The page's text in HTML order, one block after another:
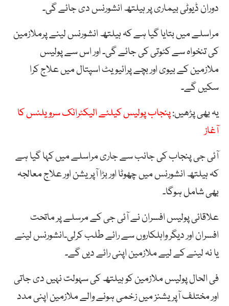
دوران ڈیوٹی بیماری پر ہیلتھ انشورنس دی جائے گی۔
مراسلے میں بتایا گیا ہے کہ ہیلتھ انشورنس لینے پرملازمین
کی تنخواہ سے کٹوتی کی جائے گی۔ اور اس سے پولیس
ملازمین کے بیوی اور بچے پرائیویٹ اسپتال میں علاج کرا
سکیں گے۔
یہ بھی پڑھیں:پنجاب پولیس کیلئے الیکٹرانک سرویلنس کا
آغاز
آئی جی پنجاب کی جانب سے جاری مراسلے میں کہا گیا ہے
کہ ہیلتھ انشورنس میں چھوٹا اور بڑا آپریشن اور علاج معالجہ
بھی شامل ہوگا۔
علاقائی پولیس افسران نے آئی جی کے مرسلے پر ماتحت
افسران اور دیگر واہلکاروں سے رائے طلب کرلی۔انشورنس لینے
یا نہ لینے کے لیے ملازمین اپنی رائے دیں گے۔
فی الحال پولیس ملازمین کو ہیلتھ کی سہولت نہیں دی جاتی
اور مختلف آپریشنز میں زخمی ہونے والے ملازمین اپنی مدد